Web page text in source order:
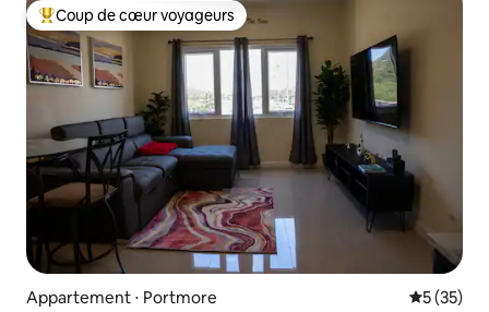
Coups de cœur voyageurs les plus appréciés
Coup de cœur voyageurs
Appartement ⋅ Portmore
5 (35)